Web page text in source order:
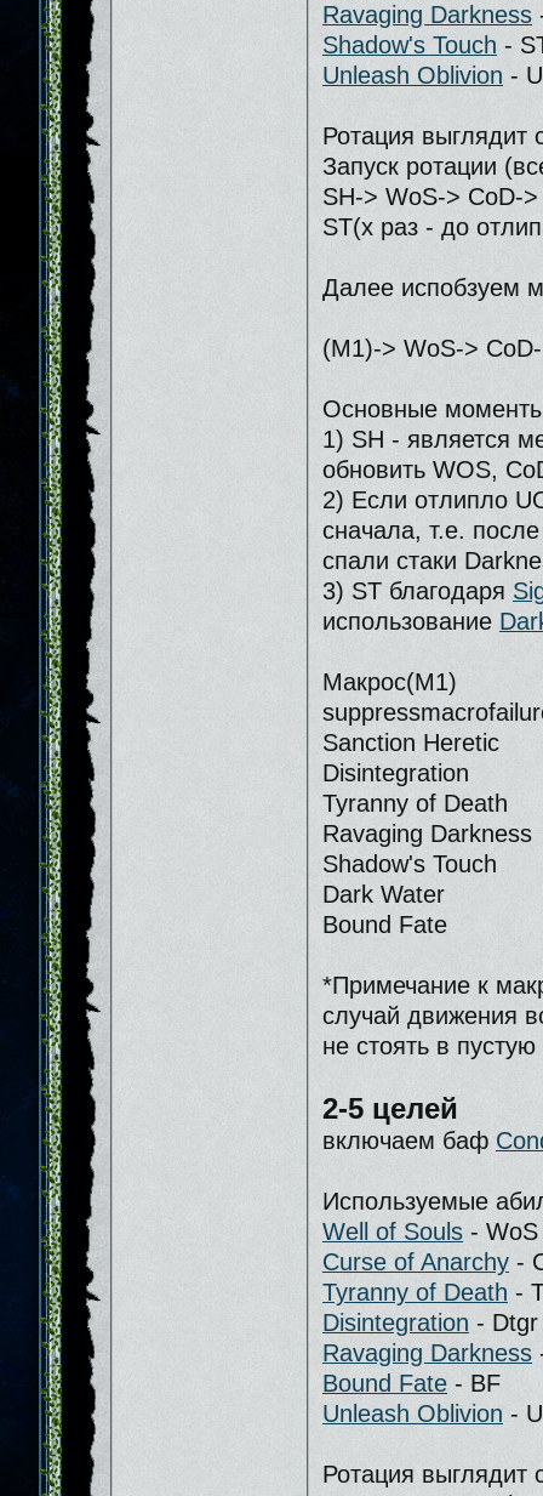
Ravaging Darkness
Shadow's Touch -
Unleash Oblivion -
Ротация
Запуск ротации
SH-> WoS-> CoD-
ST(х раз - до
Далее испобзуем
(М1)-> WoS->
Основные
1) SH - является
обновить WOS,
2) Если отлипло
сначала, т.е.
спали стаки
3) ST благодаря
использование
Макрос(М1)
Sanction Heretic
Disintegration
Tyranny of Death
Ravaging Darkness
Shadow's Touch
Dark Water
Bound Fate
*Примечание к
случай движения
не стоять в пустую
2-5 целей
включаем баф
Используемые
Well of Souls - WoS
Curse of Anarchy -
Tyranny of Death -
Disintegration - Dtgr
Ravaging Darkness
Bound Fate - BF
Unleash Oblivion -
Ротация